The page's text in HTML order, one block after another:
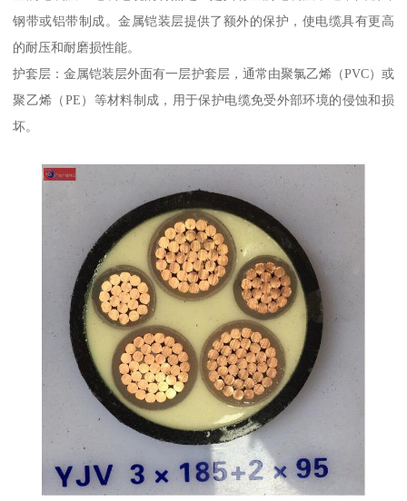
钢带或铝带制成。金属铠装层提供了额外的保护，使电缆具有更高
的耐压和耐磨损性能。
护套层：金属铠装层外面有一层护套层，通常由聚氯乙烯（PVC）或
聚乙烯（PE）等材料制成，用于保护电缆免受外部环境的侵蚀和损
坏。